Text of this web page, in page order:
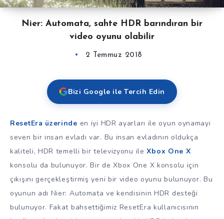
Nier: Automata, sahte HDR barındıran bir
video oyunu olabilir
2 Temmuz 2018
Bizi Google ile Tercih Edin
ResetEra üzerinde en iyi HDR ayarları ile oyun oynamayı
seven bir insan evladı var. Bu insan evladının oldukça
kaliteli, HDR temelli bir televizyonu ileXbox One X
konsolu da bulunuyor. Bir de Xbox One X konsolu için
çıkışını gerçekleştirmiş yeni bir video oyunu bulunuyor. Bu
oyunun adı Nier: Automata ve kendisinin HDR desteği
bulunuyor. Fakat bahsettiğimiz ResetEra kullanıcısının